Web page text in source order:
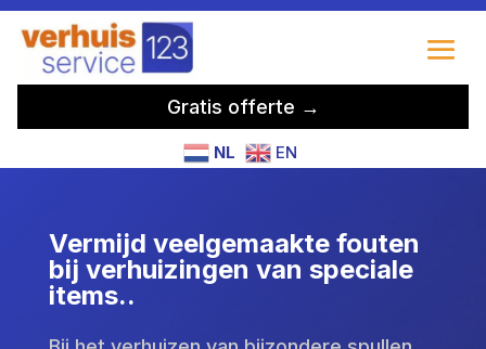
Gratis offerte →
NL EN
Vermijd veelgemaakte fouten
bij verhuizingen van speciale
items.​.